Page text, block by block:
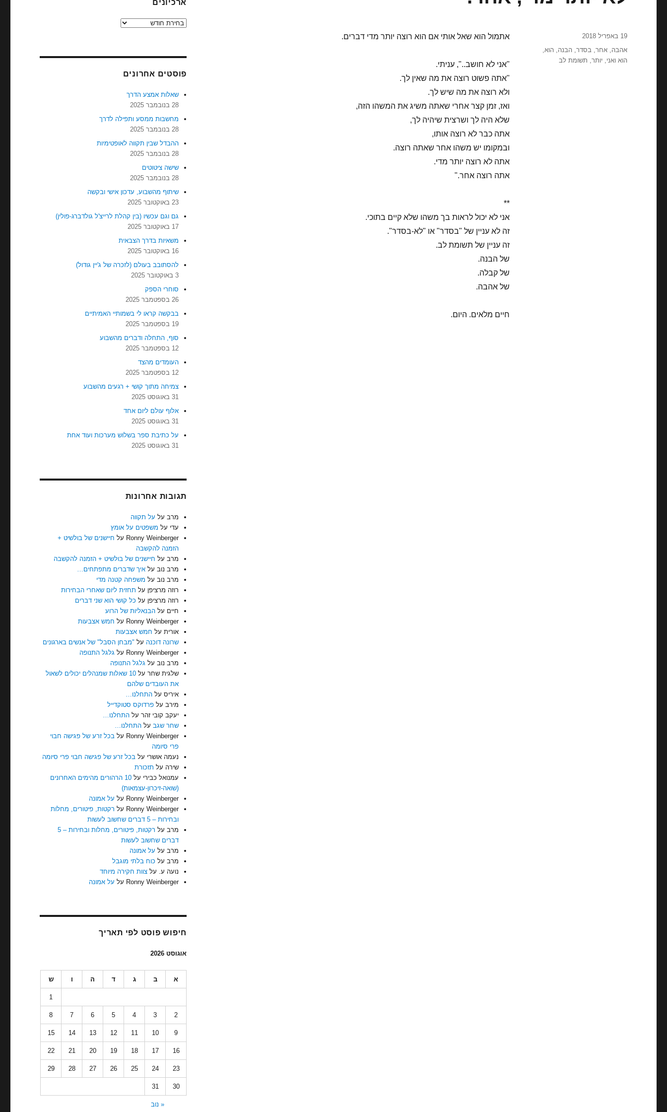
אתמול הוא שאל אותי אם הוא רוצה יותר מדי דברים.
"אני לא חושב..", עניתי.
"אתה פשוט רוצה את מה שאין לך.
ולא רוצה את מה שיש לך.
ואז, זמן קצר אחרי שאתה משיג את המשהו הזה,
שלא היה לך ושרצית שיהיה לך,
אתה כבר לא רוצה אותו,
ובמקומו יש משהו אחר שאתה רוצה.
אתה לא רוצה יותר מדי.
אתה רוצה אחר."
**
אני לא יכול לראות בך משהו שלא קיים בתוכי.
זה לא עניין של "בסדר" או "לא-בסדר".
זה עניין של תשומת לב.
של הבנה.
של קבלה.
של אהבה.
חיים מלאים. היום.
פורסם
19 באפריל 2018
תגיות
אהבה,אחר,בסדר,הבנה,הוא,
הוא ואני,יותר, תשומת לב
ארכיונים
ארכיונים
פוסטים אחרונים
שאלות אמצע הדרך
28 בנובמבר 2025
מחשבות ממסע ותפילה לדרך
28 בנובמבר 2025
ההבדל שבין תקווה לאופטימיות
28 בנובמבר 2025
שישה ציטוטים
28 בנובמבר 2025
שיתוף מהשבוע, עדכון אישי ובקשה
23 באוקטובר 2025
גם וגם עכשיו (בין קהלת לרייצ'ל גולדברג-פולין)
17 באוקטובר 2025
משאיות בדרך הצבאית
16 באוקטובר 2025
להסתובב בעולם (לזכרה של ג'יין גודול)
3 באוקטובר 2025
סוחרי הספק
26 בספטמבר 2025
בבקשה קראו לי בשמותיי האמיתיים
19 בספטמבר 2025
סוף, התחלה ודברים מהשבוע
12 בספטמבר 2025
העומדים מהצד
12 בספטמבר 2025
צמיחה מתוך קושי + רגעים מהשבוע
31 באוגוסט 2025
אלוף עולם ליום אחד
31 באוגוסט 2025
על כתיבת ספר בשלוש מערכות ועוד אחת
31 באוגוסט 2025
תגובות אחרונות
מרב על על תקווה
עדי על משפטים על אומץ
Ronny Weinberger על חיישנים של בולשיט +
הזמנה להקשבה
מרב על חיישנים של בולשיט + הזמנה להקשבה
מרב נוב עלאיך שדברים מתפתחים…
מרב נוב על משפחה קטנה מדי
רוזה מרציפן על תחזית ליום שאחרי הבחירות
רוזה מרציפן על כל קושי הוא שני דברים
חיים עלהבנאליות של הרוע
Ronny Weinberger על חמש אצבעות
אורית על חמש אצבעות
שרונה דוכנה על "מבחן הסבל" של אנשים בארגונים
Ronny Weinberger על גלגל התנופה
מרב נוב על גלגל התנופה
שלגית שחר על
10 שאלות שמנהלים יכולים לשאול
את העובדים שלהם
איריס עלהתחלנו…
מירב עלפרדוקס סטוקדייל
יעקב קובי זהר עלהתחלנו…
שחר שגב עלהתחלנו…
Ronny Weinberger עלבכל זרע של פגישה חבוי
פרי סיומה
נעמה אושרי עלבכל זרע של פגישה חבוי פרי סיומה
שירה על תזכורת
עמנואל כבירי על
10 הרהורים מהימים האחרונים
(שואה-זיכרון-עצמאות)
Ronny Weinberger על על אמונה
Ronny Weinberger על רקטות, פיטורים, מחלות
ובחירות – 5 דברים שחשוב לעשות
מרב על
רקטות, פיטורים, מחלות ובחירות – 5
דברים שחשוב לעשות
מרב על על אמונה
מרב על כוח בלתי מוגבל
נועה ע. עלצוות חקירה מיוחד
Ronny Weinberger על על אמונה
חיפוש פוסט לפי תאריך
אוגוסט 2026
א ב ג ד ה ו ש
1
2
3
4
5
6
7
8
9
10
11
12
13
14
15
16
17
18
19
20
21
22
23
24
25
26
27
28
29
30
31
« נוב